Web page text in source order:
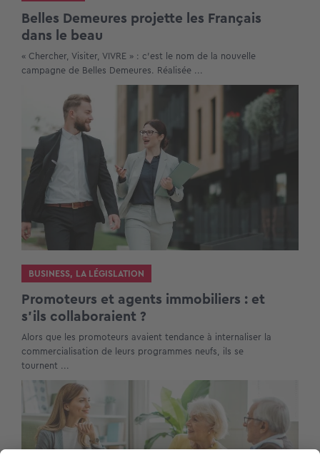
Belles Demeures projette les Français
dans le beau
« Chercher, Visiter, VIVRE » : c’est le nom de la nouvelle
campagne de Belles Demeures. Réalisée ...
BUSINESS, LA LÉGISLATION
Promoteurs et agents immobiliers : et
s’ils collaboraient ?
Alors que les promoteurs avaient tendance à internaliser la
commercialisation de leurs programmes neufs, ils se
tournent ...